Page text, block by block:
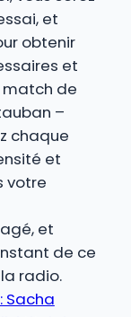
et
obtenir
et
match de
–
chaque
et
votre
et
de ce
radio.
Sacha